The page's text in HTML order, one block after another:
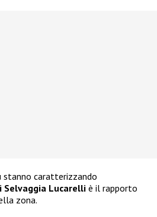
stanno caratterizzando
Selvaggia Lucarelliè il rapporto
zona.